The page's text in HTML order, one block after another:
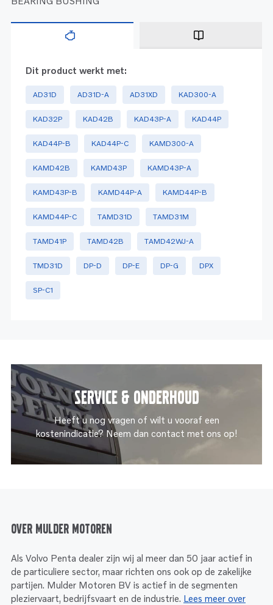
Dit product werkt met:
AD31D AD31D-A AD31XD KAD300-A
KAD32P KAD42B KAD43P-A KAD44P
KAD44P-B KAD44P-C KAMD300-A
KAMD42B KAMD43P KAMD43P-A
KAMD43P-B KAMD44P-A KAMD44P-B
KAMD44P-C TAMD31D TAMD31M
TAMD41P TAMD42B TAMD42WJ-A
TMD31D DP-D DP-E DP-G DPX
SP-C1
Service & onderhoud
Heeft u nog vragen of wilt u vooraf een
kostenindicatie? Neem dan contact met ons op!
Over Mulder Motoren
Als Volvo Penta dealer zijn wij al meer dan 50 jaar actief in
de particuliere sector, maar richten ons ook op de zakelijke
partijen. Mulder Motoren BV is actief in de segmenten
pleziervaart, bedrijfsvaart en de industrie. Lees meer over